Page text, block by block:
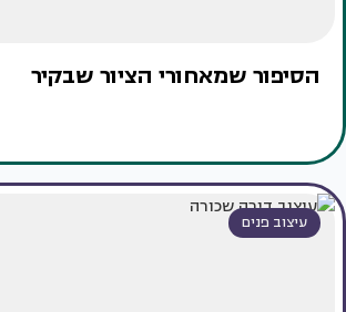
הסיפור שמאחורי הציור שבקיר
עיצוב פנים